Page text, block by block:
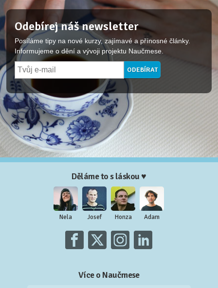
Odebírej náš newsletter
Posíláme tipy na nové kurzy, zajímavé a přínosné články.
Informujeme o dění a vývoji projektu Naučmese.
Děláme to s láskou ♥
Nela Josef Honza Adam
Více o Naučmese